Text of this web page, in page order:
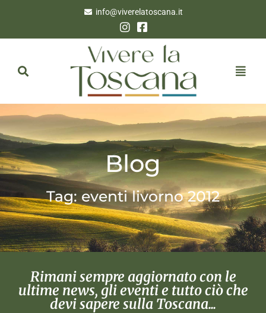
info@viverelatoscana.it
Blog
Tag: eventi livorno 2012
Rimani sempre aggiornato con le
ultime news, gli eventi e tutto ciò che
devi sapere sulla Toscana...